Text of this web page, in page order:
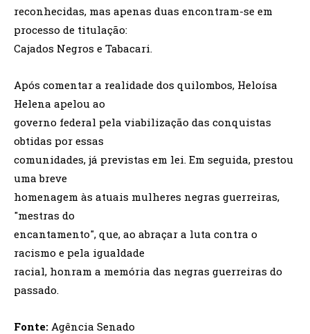
reconhecidas, mas apenas duas encontram-se em
processo de titulação:
Cajados Negros e Tabacari.
Após comentar a realidade dos quilombos, Heloísa
Helena apelou ao
governo federal pela viabilização das conquistas
obtidas por essas
comunidades, já previstas em lei. Em seguida, prestou
uma breve
homenagem às atuais mulheres negras guerreiras,
"mestras do
encantamento", que, ao abraçar a luta contra o
racismo e pela igualdade
racial, honram a memória das negras guerreiras do
passado.
Fonte: Agência Senado